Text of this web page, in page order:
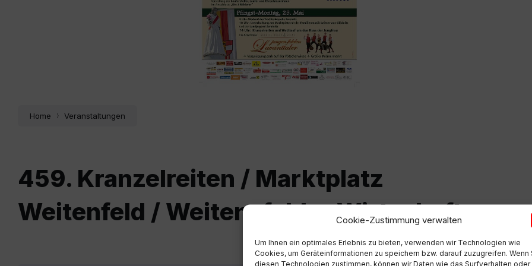
Cookie-Zustimmung verwalten
Um Ihnen ein optimales Erlebnis zu bieten, verwenden wir Technologien wie
Cookies, um Geräteinformationen zu speichern bzw. darauf zuzugreifen. Wenn
diesen Technologien zustimmen, können wir Daten wie das Surfverhalten oder
Home Veranstaltungen
459. Kranzelreiten / Marktplatz
Weitenfeld / Weitensfelder Wirtschaft